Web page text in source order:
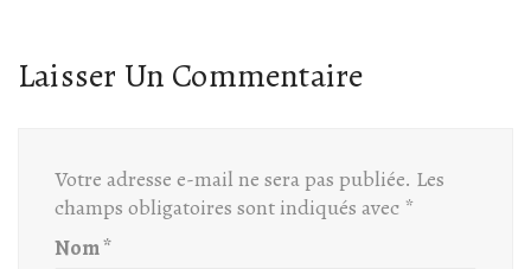
Laisser Un Commentaire
Votre adresse e-mail ne sera pas publiée. Les
champs obligatoires sont indiqués avec *
Nom*